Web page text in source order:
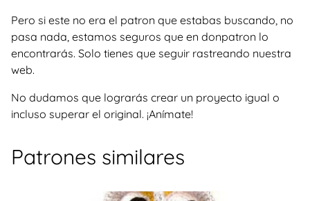
Pero si este no era el patron que estabas buscando, no
pasa nada, estamos seguros que en donpatron lo
encontrarás. Solo tienes que seguir rastreando nuestra
web.
No dudamos que lograrás crear un proyecto igual o
incluso superar el original. ¡Anímate!
Patrones similares